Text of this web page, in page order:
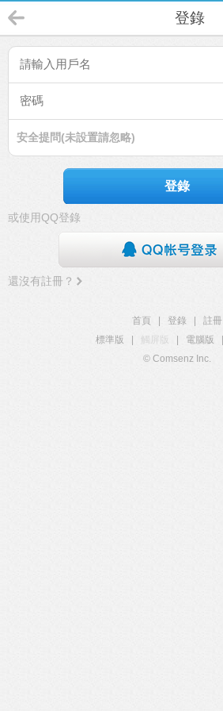
登錄
安全提問(未設置請忽略)
登錄
或使用QQ登錄
還沒有註冊？
首頁 登錄
註冊
標準版
觸屏版 電腦版
© Comsenz Inc.